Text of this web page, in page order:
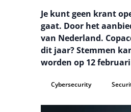
Je kunt geen krant
gaat. Door het
van Nederland.
dit jaar? Stemmen
worden op 12
Cybersecurity